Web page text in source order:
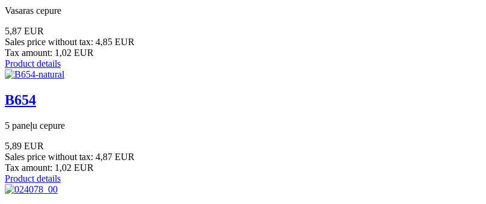
Vasaras cepure
5,87 EUR
Sales price without tax: 4,85 EUR
Tax amount: 1,02 EUR
Product details
B654
5 paneļu cepure
5,89 EUR
Sales price without tax: 4,87 EUR
Tax amount: 1,02 EUR
Product details